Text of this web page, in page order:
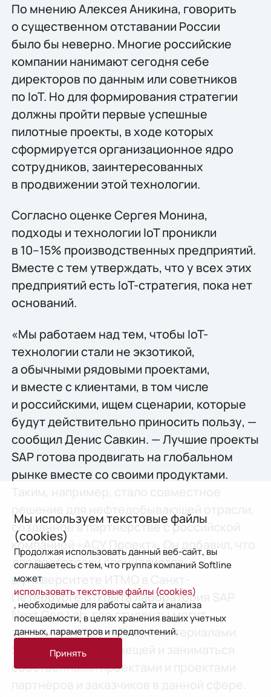
По мнению Алексея Аникина, говорить
о существенном отставании России
было бы неверно. Многие российские
компании нанимают сегодня себе
директоров по данным или советников
по IoT. Но для формирования стратегии
должны пройти первые успешные
пилотные проекты, в ходе которых
сформируется организационное ядро
сотрудников, заинтересованных
в продвижении этой технологии.
Согласно оценке Сергея Монина,
подходы и технологии IoT проникли
в 10–15% производственных предприятий.
Вместе с тем утверждать, что у всех этих
предприятий есть IoT-стратегия, пока нет
оснований.
«Мы работаем над тем, чтобы IoT-
технологии стали не экзотикой,
а обычными рядовыми проектами,
и вместе с клиентами, в том числе
и российскими, ищем сценарии, которые
будут действительно приносить пользу, —
сообщил Денис Савкин. — Лучшие проекты
SAP готова продвигать на глобальном
рынке вместе со своими продуктами.
созданное в партнерстве с российской
компанией «АСУ Проект». Он добавил, что
для подготовки специалистов
в университете ИТМО в Санкт-
Петербурге открыта лаборатория SAP
Next Gen Lab, где студенты могут
знакомиться с учебными материалами
SAP по Интернету вещей и заниматься
собственными проектами и проектами
Мы используем текстовые файлы
(cookies)
Продолжая использовать данный веб-сайт, вы
соглашаетесь с тем, что группа компаний Softline
может
использовать текстовые файлы (cookies)
, необходимые для работы сайта и анализа
посещаемости, в целях хранения ваших учетных
данных, параметров и предпочтений.
Принять